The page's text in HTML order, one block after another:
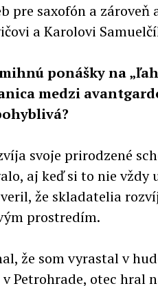
pre saxofón a
a Karolovi
ponášky na
medzi
svoje prirodzené
aj keď si to nie vždy
že skladatelia
prostredím.
že som vyrastal v
Petrohrade, otec hral